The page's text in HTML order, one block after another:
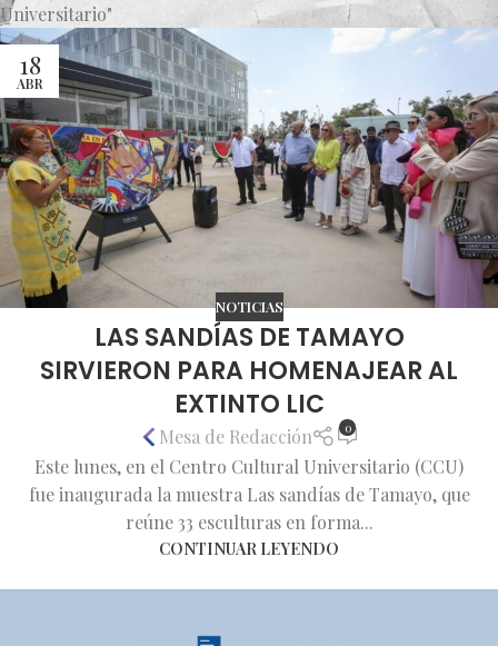
Universitario"
18
ABR
NOTICIAS
LAS SANDÍAS DE TAMAYO
SIRVIERON PARA HOMENAJEAR AL
EXTINTO LIC
Mesa de Redacción 0
Este lunes, en el Centro Cultural Universitario (CCU)
fue inaugurada la muestra Las sandías de Tamayo, que
reúne 33 esculturas en forma...
CONTINUAR LEYENDO